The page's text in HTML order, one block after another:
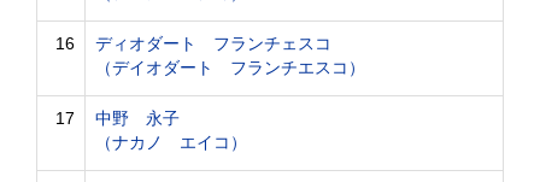
16
ディオダート フランチェスコ
（デイオダート フランチエスコ）
17
中野 永子
（ナカノ エイコ）